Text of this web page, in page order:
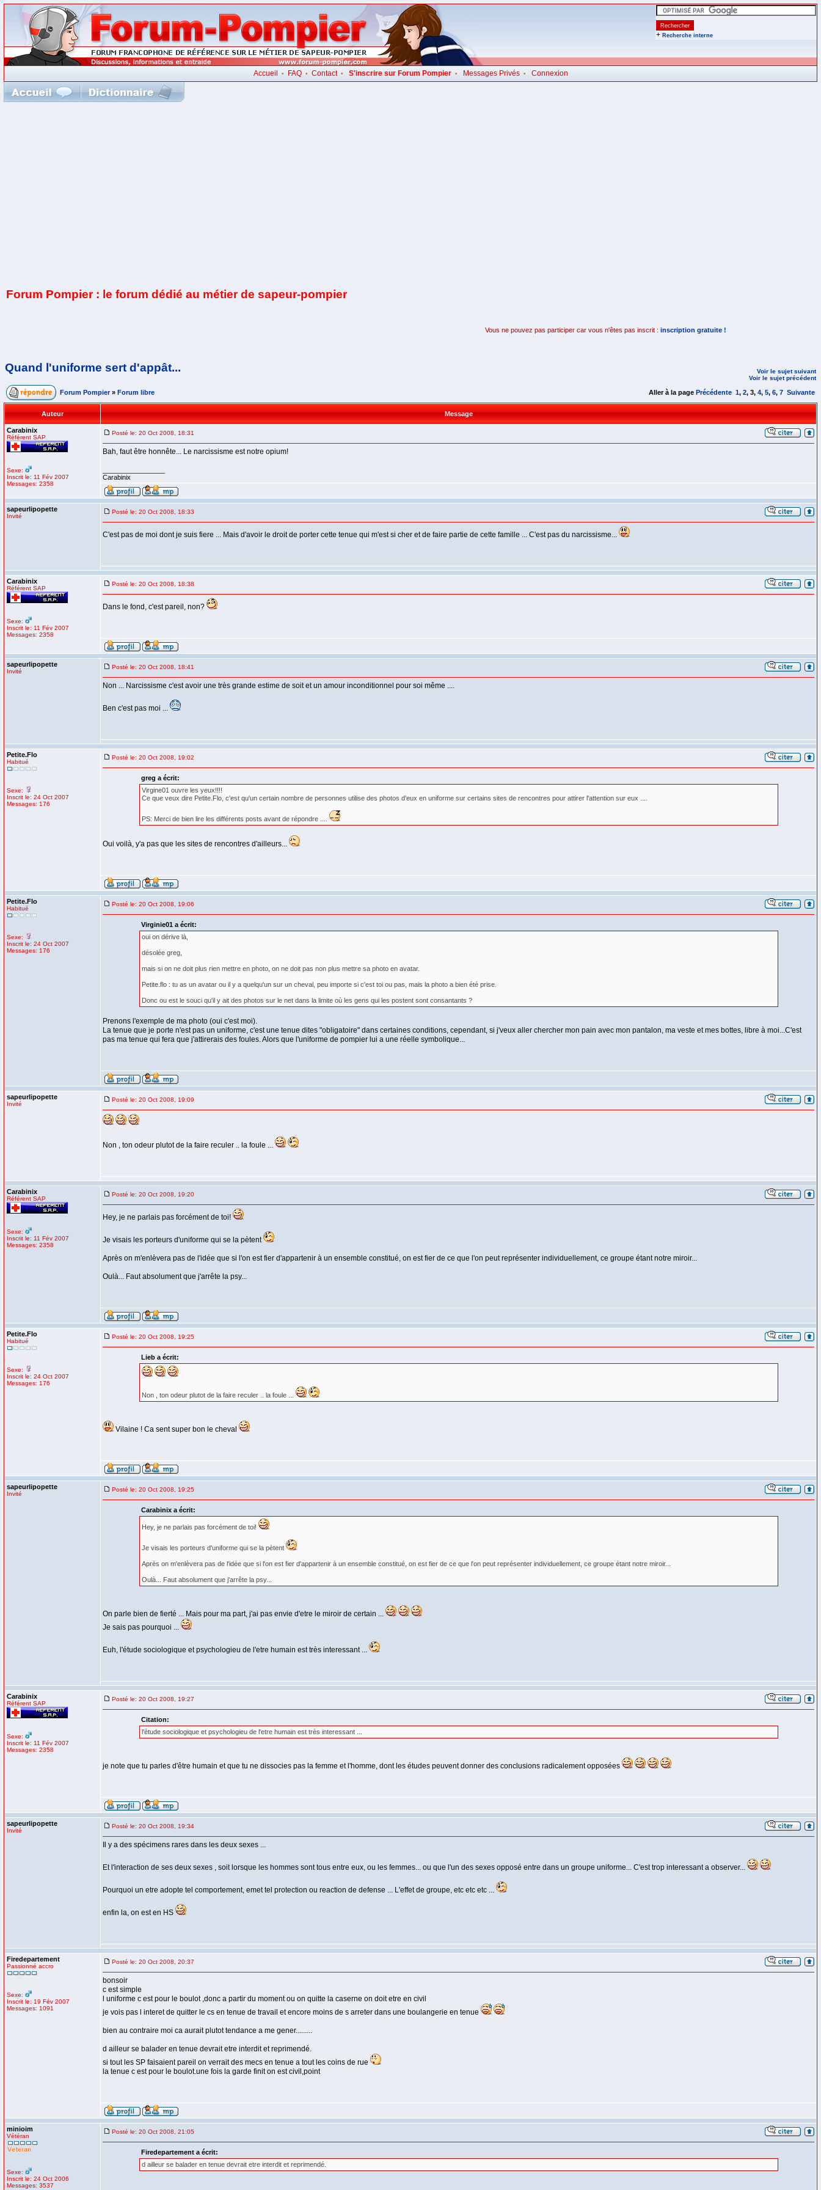
+ Recherche interne
Accueil • FAQ• Contact• S'inscrire sur Forum Pompier• Messages Privés• Connexion
Forum Pompier : le forum dédié au métier de sapeur-pompier
Vous ne pouvez pas participer car vous n'êtes pas inscrit : inscription gratuite !
Quand l'uniforme sert d'appât...
Voir le sujet suivant
Voir le sujet précédent
Forum Pompier » Forum libre Aller à la page Précédente 1, 2, 3, 4, 5, 6, 7 Suivante
Auteur Message
Carabinix
Référent SAP
Sexe:
Inscrit le: 11 Fév 2007
Messages: 2358
Posté le: 20 Oct 2008, 18:31
Bah, faut être honnête... Le narcissisme est notre opium!
Carabinix
sapeurlipopette
Invité
Posté le: 20 Oct 2008, 18:33
C'est pas de moi dont je suis fiere ... Mais d'avoir le droit de porter cette tenue qui m'est si cher et de faire partie de cette famille ... C'est pas du narcissisme...
Carabinix
Référent SAP
Sexe:
Inscrit le: 11 Fév 2007
Messages: 2358
Posté le: 20 Oct 2008, 18:38
Dans le fond, c'est pareil, non?
sapeurlipopette
Invité
Posté le: 20 Oct 2008, 18:41
Non ... Narcissisme c'est avoir une très grande estime de soit et un amour inconditionnel pour soi même ....
Ben c'est pas moi ...
Petite.Flo
Habitué
Sexe:
Inscrit le: 24 Oct 2007
Messages: 176
Posté le: 20 Oct 2008, 19:02
greg a écrit:
Virgine01 ouvre les yeux!!!!
Ce que veux dire Petite.Flo, c'est qu'un certain nombre de personnes utilise des photos d'eux en uniforme sur certains sites de rencontres pour attirer l'attention sur eux ....
PS: Merci de bien lire les différents posts avant de répondre ....
Oui voilà, y'a pas que les sites de rencontres d'ailleurs...
Petite.Flo
Habitué
Sexe:
Inscrit le: 24 Oct 2007
Messages: 176
Posté le: 20 Oct 2008, 19:06
Virginie01 a écrit:
oui on dérive là,
désolée greg,
mais si on ne doit plus rien mettre en photo, on ne doit pas non plus mettre sa photo en avatar.
Petite.flo : tu as un avatar ou il y a quelqu'un sur un cheval, peu importe si c'est toi ou pas, mais la photo a bien été prise.
Donc ou est le souci qu'il y ait des photos sur le net dans la limite où les gens qui les postent sont consantants ?
Prenons l'exemple de ma photo (oui c'est moi).
La tenue que je porte n'est pas un uniforme, c'est une tenue dites "obligatoire" dans certaines conditions, cependant, si j'veux aller chercher mon pain avec mon pantalon, ma veste et mes bottes, libre à moi...C'est
pas ma tenue qui fera que j'attirerais des foules. Alors que l'uniforme de pompier lui a une réelle symbolique...
sapeurlipopette
Invité
Posté le: 20 Oct 2008, 19:09
Non , ton odeur plutot de la faire reculer .. la foule ...
Carabinix
Référent SAP
Sexe:
Inscrit le: 11 Fév 2007
Messages: 2358
Posté le: 20 Oct 2008, 19:20
Hey, je ne parlais pas forcément de toi!
Je visais les porteurs d'uniforme qui se la pètent
Après on m'enlèvera pas de l'idée que si l'on est fier d'appartenir à un ensemble constitué, on est fier de ce que l'on peut représenter individuellement, ce groupe étant notre miroir...
Oulà... Faut absolument que j'arrête la psy...
Petite.Flo
Habitué
Sexe:
Inscrit le: 24 Oct 2007
Messages: 176
Posté le: 20 Oct 2008, 19:25
Lieb a écrit:
Non , ton odeur plutot de la faire reculer .. la foule ...
Vilaine ! Ca sent super bon le cheval
sapeurlipopette
Invité
Posté le: 20 Oct 2008, 19:25
Carabinix a écrit:
Hey, je ne parlais pas forcément de toi!
Je visais les porteurs d'uniforme qui se la pètent
Après on m'enlèvera pas de l'idée que si l'on est fier d'appartenir à un ensemble constitué, on est fier de ce que l'on peut représenter individuellement, ce groupe étant notre miroir...
Oulà... Faut absolument que j'arrête la psy...
On parle bien de fierté ... Mais pour ma part, j'ai pas envie d'etre le miroir de certain ...
Je sais pas pourquoi ...
Euh, l'étude sociologique et psychologieu de l'etre humain est très interessant ...
Carabinix
Référent SAP
Sexe:
Inscrit le: 11 Fév 2007
Messages: 2358
Posté le: 20 Oct 2008, 19:27
Citation:
l'étude sociologique et psychologieu de l'etre humain est très interessant ...
je note que tu parles d'être humain et que tu ne dissocies pas la femme et l'homme, dont les études peuvent donner des conclusions radicalement opposées
sapeurlipopette
Invité
Posté le: 20 Oct 2008, 19:34
Il y a des spécimens rares dans les deux sexes ...
Et l'interaction de ses deux sexes , soit lorsque les hommes sont tous entre eux, ou les femmes... ou que l'un des sexes opposé entre dans un groupe uniforme... C'est trop interessant a observer...
Pourquoi un etre adopte tel comportement, emet tel protection ou reaction de defense ... L'effet de groupe, etc etc etc ...
enfin la, on est en HS
Firedepartement
Passionné accro
Sexe:
Inscrit le: 19 Fév 2007
Messages: 1091
Posté le: 20 Oct 2008, 20:37
bonsoir
c est simple
l uniforme c est pour le boulot ,donc a partir du moment ou on quitte la caserne on doit etre en civil
je vois pas l interet de quitter le cs en tenue de travail et encore moins de s arreter dans une boulangerie en tenue
bien au contraire moi ca aurait plutot tendance a me gener.........
d ailleur se balader en tenue devrait etre interdit et reprimendé.
si tout les SP faisaient pareil on verrait des mecs en tenue a tout les coins de rue
la tenue c est pour le boulot.une fois la garde finit on est civil,point
minioim
Vétéran
Sexe:
Inscrit le: 24 Oct 2006
Messages: 3537
Posté le: 20 Oct 2008, 21:05
Firedepartement a écrit:
d ailleur se balader en tenue devrait etre interdit et reprimendé.